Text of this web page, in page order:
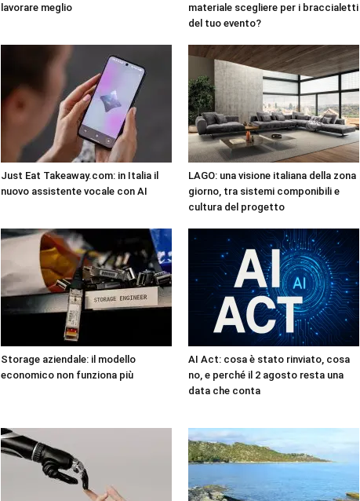
lavorare meglio
materiale scegliere per i braccialetti
del tuo evento?
Just Eat Takeaway.com: in Italia il
nuovo assistente vocale con AI
LAGO: una visione italiana della zona
giorno, tra sistemi componibili e
cultura del progetto
Storage aziendale: il modello
economico non funziona più
AI Act: cosa è stato rinviato, cosa
no, e perché il 2 agosto resta una
data che conta